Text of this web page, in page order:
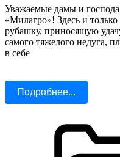
Уважаемые дамы и
«Милагро»! Здесь и только
рубашку, приносящую
самого тяжелого недуга,
в себе
Подробнее...